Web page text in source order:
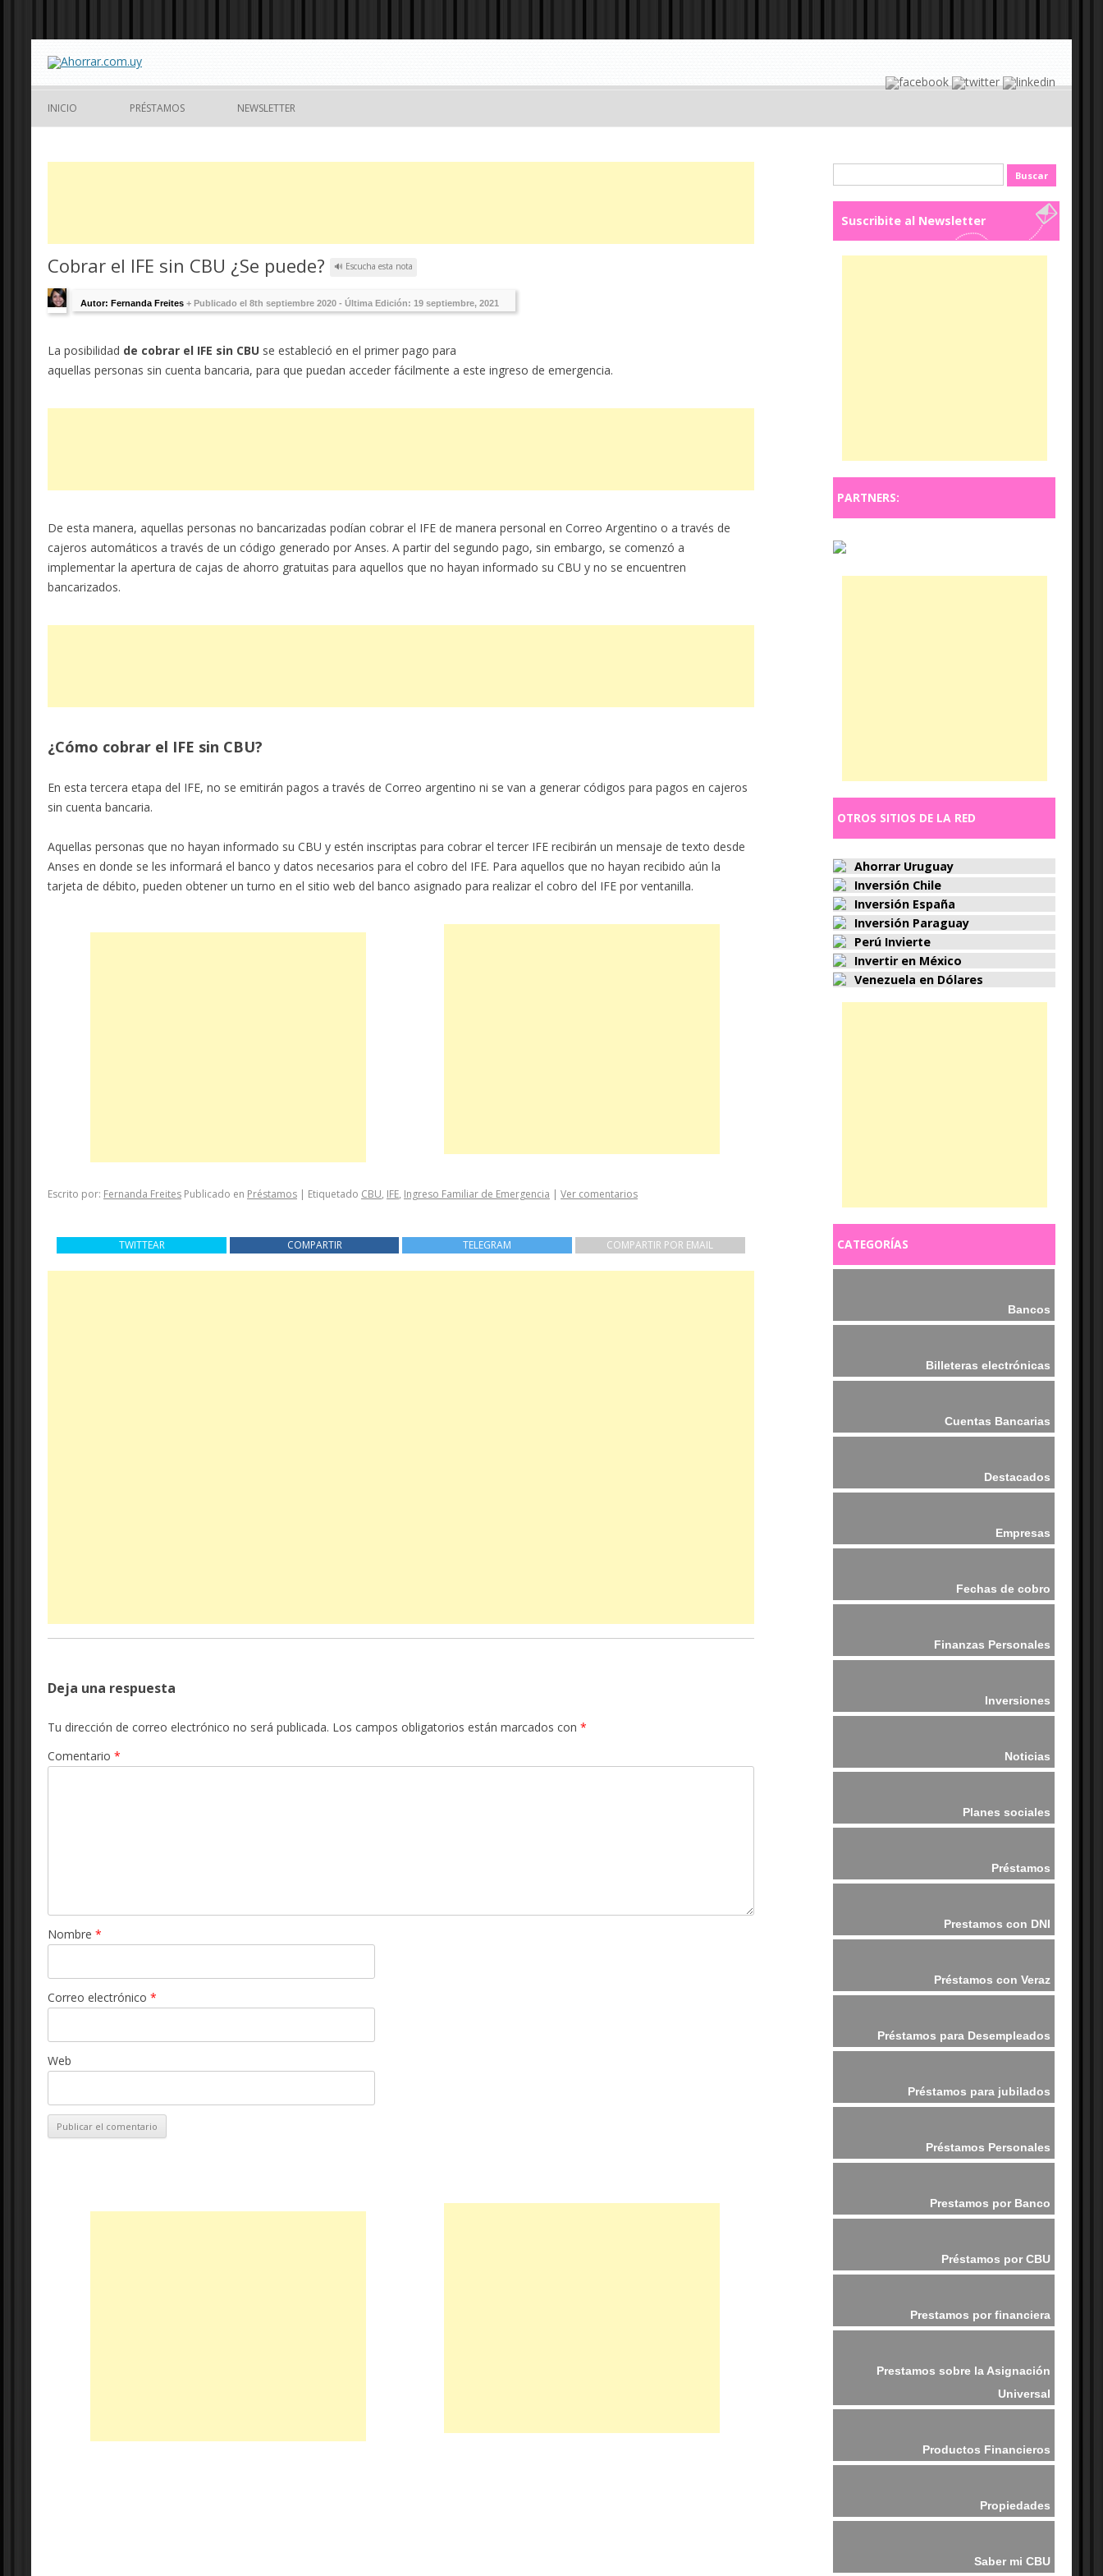
INICIO PRÉSTAMOS NEWSLETTER
Cobrar el IFE sin CBU ¿Se puede? 🔊 Escucha esta nota
Autor: Fernanda Freites + Publicado el 8th septiembre 2020 - Última Edición: 19 septiembre, 2021
La posibilidad de cobrar el IFE sin CBU se estableció en el primer pago para
aquellas personas sin cuenta bancaria, para que puedan acceder fácilmente a este ingreso de emergencia.
De esta manera, aquellas personas no bancarizadas podían cobrar el IFE de manera personal en Correo Argentino o a través de
cajeros automáticos a través de un código generado por Anses. A partir del segundo pago, sin embargo, se comenzó a
implementar la apertura de cajas de ahorro gratuitas para aquellos que no hayan informado su CBU y no se encuentren
bancarizados.
¿Cómo cobrar el IFE sin CBU?
En esta tercera etapa del IFE, no se emitirán pagos a través de Correo argentino ni se van a generar códigos para pagos en cajeros
sin cuenta bancaria.
Aquellas personas que no hayan informado su CBU y estén inscriptas para cobrar el tercer IFE recibirán un mensaje de texto desde
Anses en donde se les informará el banco y datos necesarios para el cobro del IFE. Para aquellos que no hayan recibido aún la
tarjeta de débito, pueden obtener un turno en el sitio web del banco asignado para realizar el cobro del IFE por ventanilla.
Escrito por: Fernanda Freites Publicado en Préstamos | Etiquetado CBU, IFE, Ingreso Familiar de Emergencia | Ver comentarios
TWITTEAR COMPARTIR TELEGRAM COMPARTIR POR EMAIL
Deja una respuesta
Tu dirección de correo electrónico no será publicada. Los campos obligatorios están marcados con *
Comentario *
Nombre *
Correo electrónico *
Web
Suscribite al Newsletter
PARTNERS:
OTROS SITIOS DE LA RED
Ahorrar Uruguay
Inversión Chile
Inversión España
Inversión Paraguay
Perú Invierte
Invertir en México
Venezuela en Dólares
CATEGORÍAS
Bancos
Billeteras electrónicas
Cuentas Bancarias
Destacados
Empresas
Fechas de cobro
Finanzas Personales
Inversiones
Noticias
Planes sociales
Préstamos
Prestamos con DNI
Préstamos con Veraz
Préstamos para Desempleados
Préstamos para jubilados
Préstamos Personales
Prestamos por Banco
Préstamos por CBU
Prestamos por financiera
Prestamos sobre la Asignación
Universal
Productos Financieros
Propiedades
Saber mi CBU